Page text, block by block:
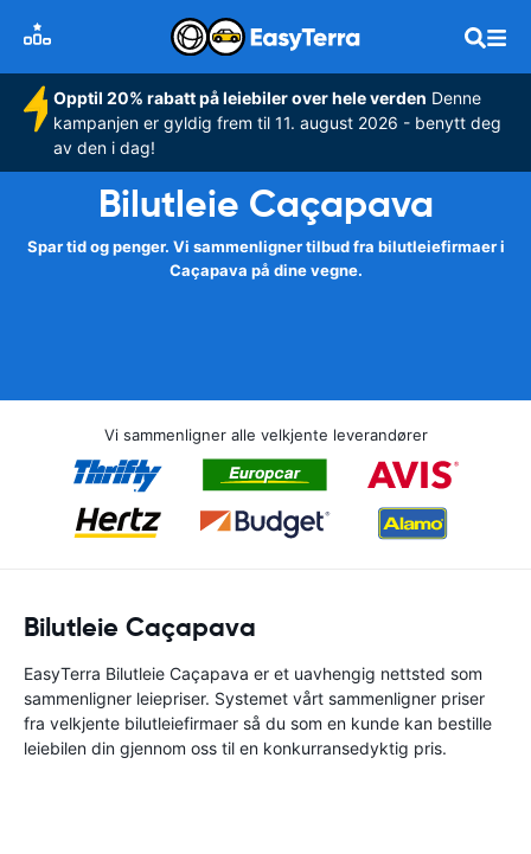
Opptil 20% rabatt på leiebiler over hele verden Denne
kampanjen er gyldig frem til 11. august 2026 - benytt deg
av den i dag!
Bilutleie Caçapava
Spar tid og penger. Vi sammenligner tilbud fra bilutleiefirmaer i
Caçapava på dine vegne.
Vi sammenligner alle velkjente leverandører
Bilutleie Caçapava
EasyTerra Bilutleie Caçapava er et uavhengig nettsted som
sammenligner leiepriser. Systemet vårt sammenligner priser
fra velkjente bilutleiefirmaer så du som en kunde kan bestille
leiebilen din gjennom oss til en konkurransedyktig pris.